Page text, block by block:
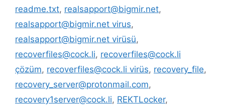
readme.txt, realsapport@bigmir.net,
realsapport@bigmir.net virus,
realsapport@bigmir.net virüsü,
recoverfiles@cock.li, recoverfiles@cock.li
çözüm, recoverfiles@cock.li virüs, recovery_file,
recovery_server@protonmail.com,
recovery1server@cock.li, REKTLocker,